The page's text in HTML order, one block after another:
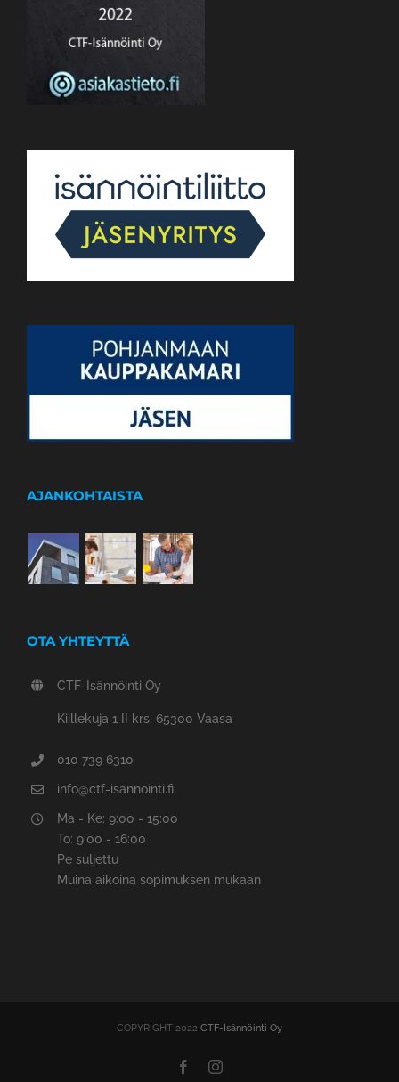
AJANKOHTAISTA
OTA YHTEYTTÄ
CTF-Isännöinti Oy
Kiillekuja 1 II krs, 65300 Vaasa
010 739 6310
info@ctf-isannointi.fi
Ma - Ke: 9:00 - 15:00
To: 9:00 - 16:00
Pe suljettu
Muina aikoina sopimuksen mukaan
COPYRIGHT 2022 CTF-Isännöinti Oy
FacebookInstagram